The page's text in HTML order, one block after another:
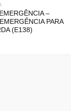
–
PARA
(E138)